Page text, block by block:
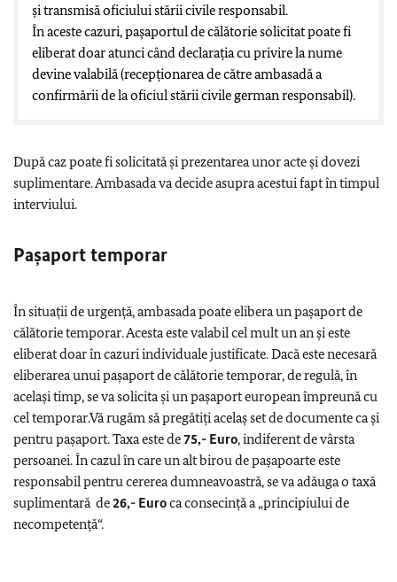
și transmisă oficiului stării civile responsabil.
În aceste cazuri, pașaportul de călătorie solicitat poate fi
eliberat doar atunci când declarația cu privire la nume
devine valabilă (recepţionarea de către ambasadă a
confirmării de la oficiul stării civile german responsabil).
După caz poate fi solicitată şi prezentarea unor acte și dovezi
suplimentare. Ambasada va decide asupra acestui fapt în timpul
interviului.
Pașaport temporar
În situații de urgență, ambasada poate elibera un pașaport de
călătorie temporar. Acesta este valabil cel mult un an și este
eliberat doar în cazuri individuale justificate. Dacă este necesară
eliberarea unui pașaport de călătorie temporar, de regulă, în
același timp, se va solicita şi un pașaport european împreună cu
cel temporar.Vă rugăm să pregătiți acelaș set de documente ca și
pentru pașaport. Taxa este de75,- Euro, indiferent de vârsta
persoanei. În cazul în care un alt birou de pașapoarte este
responsabil pentru cererea dumneavoastră, se va adăuga o taxă
suplimentară de26,- Euroca consecință a „principiului de
necompetență“.